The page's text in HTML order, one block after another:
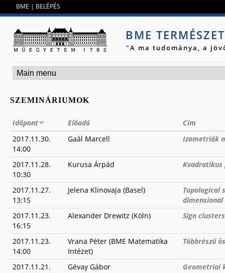
BME | BELÉPÉS
BME
"A ma tudománya, a
SZEMINÁRIUMOK
Időpont Előadó
Cím
2017.11.30.
14:00
Gaál Marcell Izometriák
2017.11.28.
10:30
Kurusa Árpád
2017.11.27.
13:15
Jelena Klinovaja (Basel)
Topological
2017.11.23.
16:15
Alexander Drewitz (Köln) Sign
2017.11.23.
14:00
Vrana Péter (BME Matematika
Intézet)
Többrészű
2017.11.21.
Gévay Gábor Geometriai